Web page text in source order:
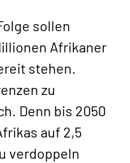
sollen
Afrikaner
stehen.
zu
Denn bis 2050
auf 2,5
verdoppeln